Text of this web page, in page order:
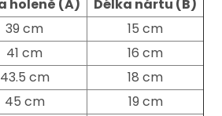
holeně (A)
Délka nártu (B)
39 cm
15 cm
41 cm
16 cm
43.5 cm
18 cm
45 cm
19 cm